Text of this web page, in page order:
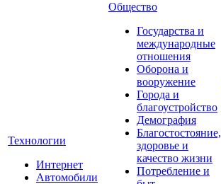
Технологии
Интернет
Автомобили
Общество
Государства и
международные
отношения
Оборона и
вооружение
Города и
благоустройство
Демография
Благостостояние,
здоровье и
качество жизни
Потребление и